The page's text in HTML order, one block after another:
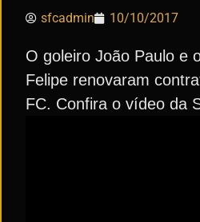
sfcadmin 10/10/2017
O goleiro João Paulo e
Felipe renovaram
FC. Confira o vídeo da